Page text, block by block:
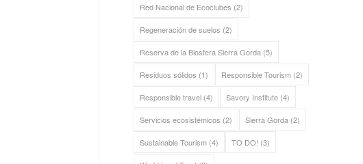
Red Nacional de Ecoclubes (2)
Regeneración de suelos (2)
Reserva de la Biosfera Sierra Gorda (5)
Residuos sólidos (1) Responsible Tourism (2)
Responsible travel (4) Savory Institute (4)
Servicios ecosistémicos (2) Sierra Gorda (2)
Sustainable Tourism (4) TO DO! (3)